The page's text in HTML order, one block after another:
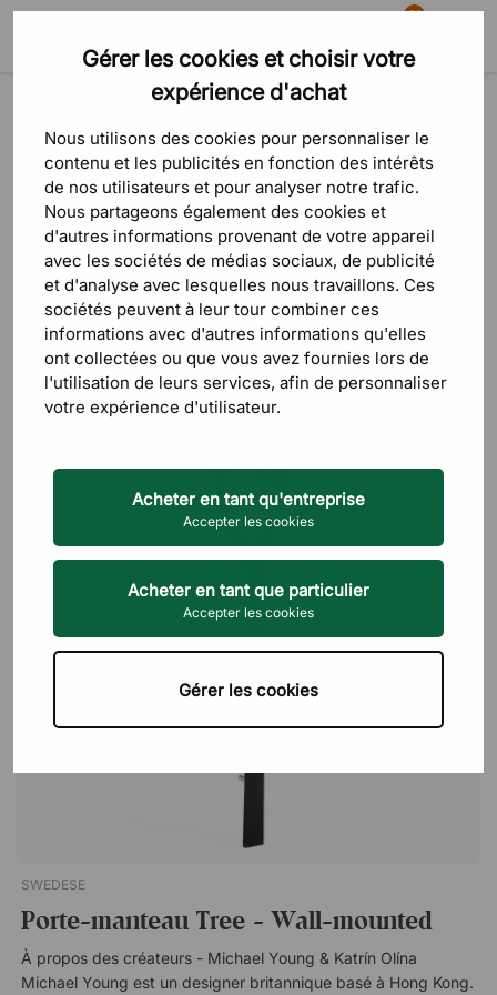
Gérer les cookies et choisir votre
expérience d'achat
Nous utilisons des cookies pour personnaliser le
contenu et les publicités en fonction des intérêts
de nos utilisateurs et pour analyser notre trafic.
Nous partageons également des cookies et
d'autres informations provenant de votre appareil
avec les sociétés de médias sociaux, de publicité
et d'analyse avec lesquelles nous travaillons. Ces
sociétés peuvent à leur tour combiner ces
informations avec d'autres informations qu'elles
ont collectées ou que vous avez fournies lors de
l'utilisation de leurs services, afin de personnaliser
votre expérience d'utilisateur.
Acheter en tant qu'entreprise
Accepter les cookies
Acheter en tant que particulier
Accepter les cookies
Gérer les cookies
Recherche
81
Panier
Rangement Meubles d’entrée Porte-manteaux & patères
Porte-manteaux & patères
Chez DPJ, vous trouverez des porte-manteaux et patères des
marques Frost,HAY,MazeetSMD . La gamme comprend des
porte-manteaux sur pied et muraux en acier, aluminium et bois :
Bukto de Frost, Loop Stand Hall de HAY et la série Bill de Maze,
pour bureaux, vestiaires, halls d'accueil et entrées.
Les porte-manteaux sur pied accueillent jusqu'à une vingtaine
de crochets sur plusieurs niveaux ; les patères mesurent de 70
à 120 cm. Beaucoup ont des boules arrondies en bois ou en
métal, et plusieurs intègrent une barre pour cintres. Les coloris
crochets et cintres.
En savoir plus
FILTRE Sorte
Le prix
SWEDESE
Porte-manteau Tree - Wall-mounted
À propos des créateurs - Michael Young & Katrín Olína
Michael Young est un designer britannique basé à Hong Kong.